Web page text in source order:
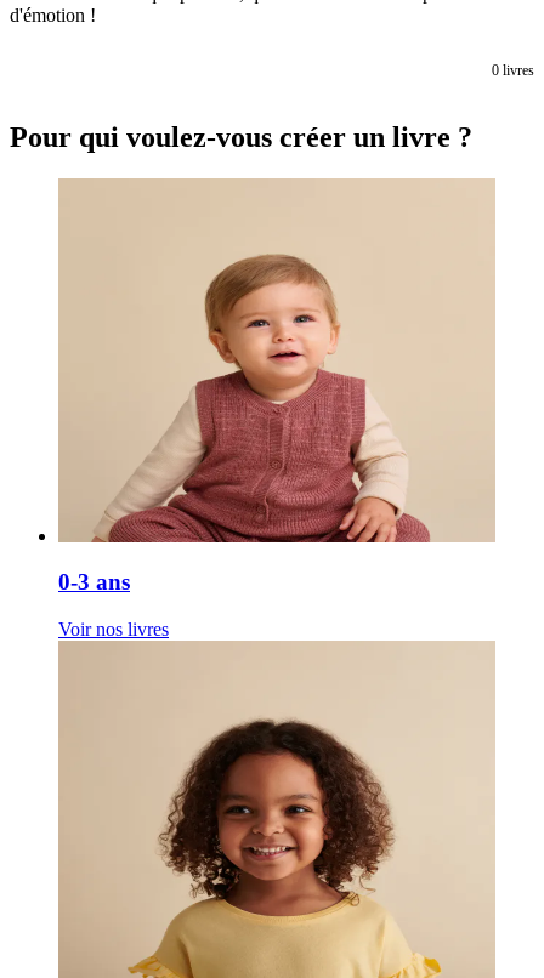
d'émotion !
0 livres
Pour qui voulez-vous créer un livre ?
0-3 ans
Voir nos livres